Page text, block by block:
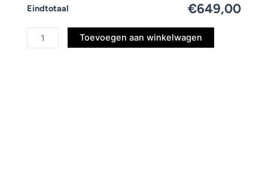
Eindtotaal €649,00
Toevoegen aan winkelwagen